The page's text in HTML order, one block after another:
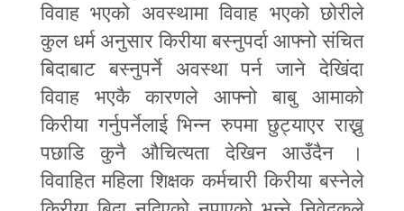
विवाह भएको अवस्थामा विवाह भएको छोरीले
कुल धर्म अनुसार किरीया बस्नुपर्दा आफ्नो संचित
बिदाबाट बस्नुपर्ने अवस्था पर्न जाने देखिंदा
विवाह भएकै कारणले आफ्नो बाबु आमाको
किरीया गर्नुपर्नेलाई भिन्न रुपमा छुट्याएर राख्नु
पछाडि कुनै औचित्यता देखिन आउँदैन ।
विवाहित महिला शिक्षक कर्मचारी किरीया बस्नेले